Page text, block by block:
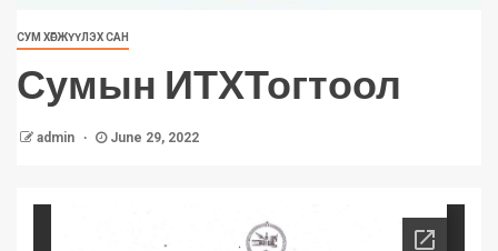
СУМ ХӨГЖҮҮЛЭХ САН
Сумын ИТХТогтоол
admin June 29, 2022